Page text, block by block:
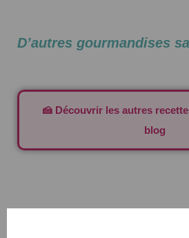
D’autres gourmandises
🍰 Découvrir les autres
blog